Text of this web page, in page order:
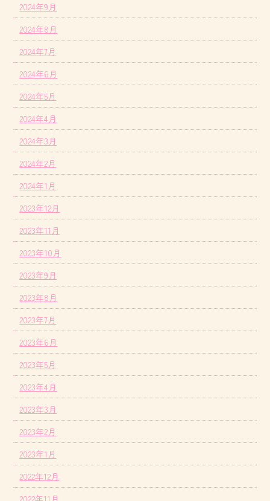
2024年9月
2024年8月
2024年7月
2024年6月
2024年5月
2024年4月
2024年3月
2024年2月
2024年1月
2023年12月
2023年11月
2023年10月
2023年9月
2023年8月
2023年7月
2023年6月
2023年5月
2023年4月
2023年3月
2023年2月
2023年1月
2022年12月